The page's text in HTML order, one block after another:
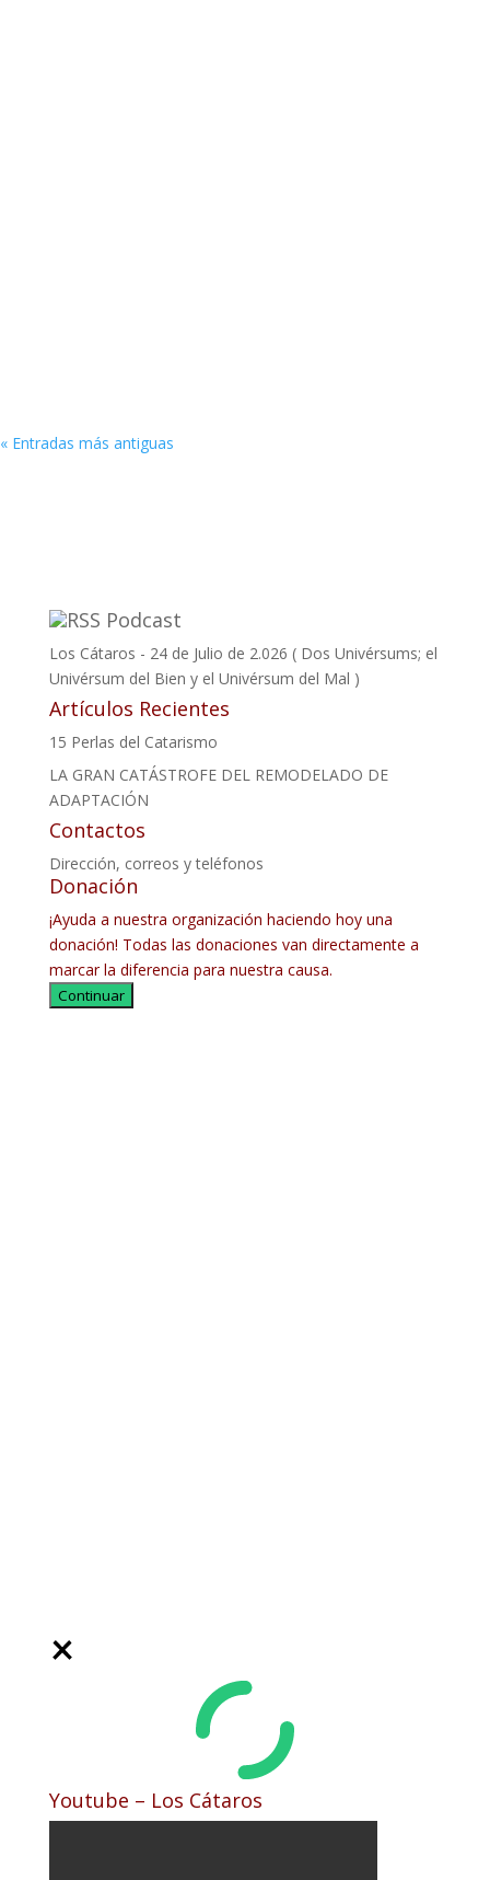
« Entradas más antiguas
Podcast
Los Cátaros - 24 de Julio de 2.026 ( Dos Univérsums; el
Univérsum del Bien y el Univérsum del Mal )
Artículos Recientes
15 Perlas del Catarismo
LA GRAN CATÁSTROFE DEL REMODELADO DE
ADAPTACIÓN
Contactos
Dirección, correos y teléfonos
Donación
¡Ayuda a nuestra organización haciendo hoy una
donación! Todas las donaciones van directamente a
marcar la diferencia para nuestra causa.
Continuar
Youtube – Los Cátaros